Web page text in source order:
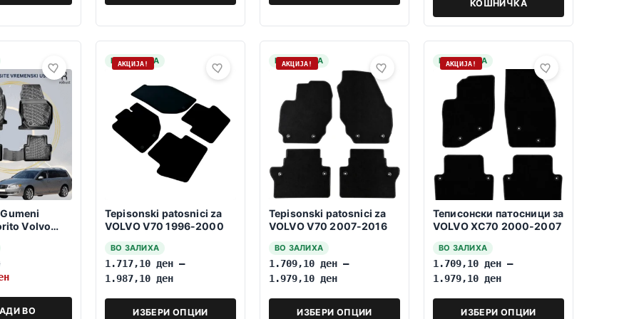
КОШНИЧКА
Volvo
ВО
НА ЗАЛИХА
АКЦИЈА!
Tepisonski patosnici za
VOLVO V70 1996-2000
ВО ЗАЛИХА
1.717,10 ден –
1.987,10 ден
ИЗБЕРИ ОПЦИИ
НА ЗАЛИХА
АКЦИЈА!
Tepisonski patosnici za
VOLVO V70 2007-2016
ВО ЗАЛИХА
1.709,10 ден –
1.979,10 ден
ИЗБЕРИ ОПЦИИ
НА ЗАЛИХА
АКЦИЈА!
Теписонски патосници за
VOLVO XC70 2000-2007
ВО ЗАЛИХА
1.709,10 ден –
1.979,10 ден
ИЗБЕРИ ОПЦИИ